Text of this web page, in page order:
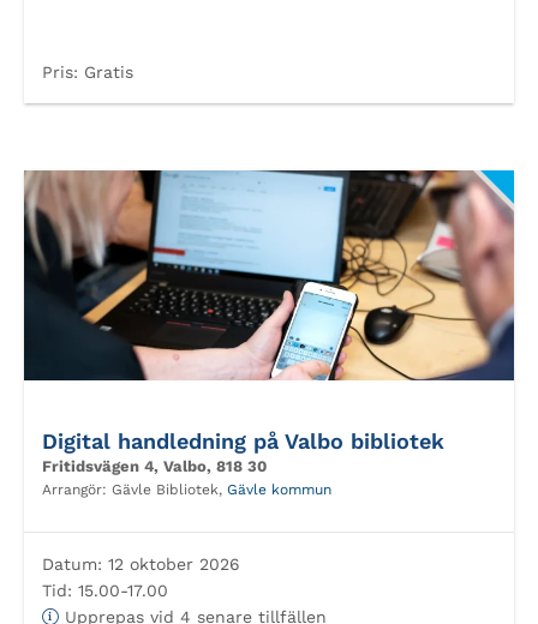
Pris: Gratis
Digital handledning på Valbo bibliotek
Fritidsvägen 4, Valbo, 818 30
Arrangör: Gävle Bibliotek, Gävle kommun
Datum: 12 oktober 2026
Tid: 15.00-17.00
Upprepas vid 4 senare tillfällen